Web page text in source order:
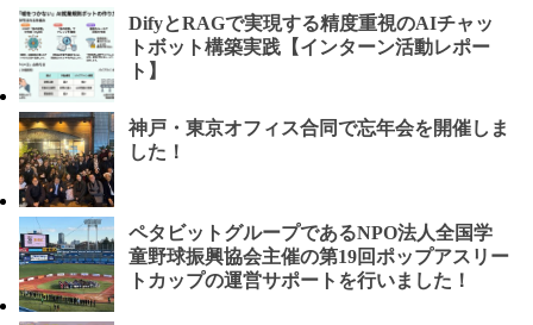
DifyとRAGで実現する精度重視のAIチャッ
トボット構築実践【インターン活動レポー
ト】
神戸・東京オフィス合同で忘年会を開催しま
した！
ペタビットグループであるNPO法人全国学
童野球振興協会主催の第19回ポップアスリー
トカップの運営サポートを行いました！